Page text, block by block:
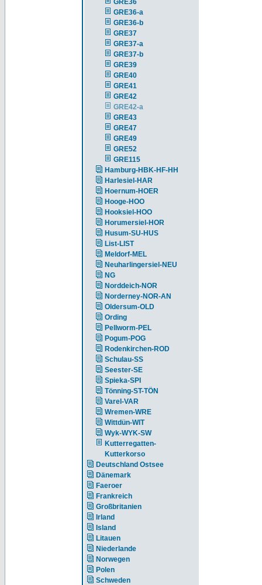
GRE36
GRE36-a
GRE36-b
GRE37
GRE37-a
GRE37-b
GRE39
GRE40
GRE41
GRE42
GRE42-a
GRE43
GRE47
GRE49
GRE52
GRE115
Hamburg-HBK-HF-HH
Harlesiel-HAR
Hoernum-HOER
Hooge-HOO
Hooksiel-HOO
Horumersiel-HOR
Husum-SU-HUS
List-LIST
Meldorf-MEL
Neuharlingersiel-NEU
NG
Norddeich-NOR
Norderney-NOR-AN
Oldersum-OLD
Ording
Pellworm-PEL
Pogum-POG
Rodenkirchen-ROD
Schulau-SS
Seester-SE
Spieka-SPI
Tönning-ST-TÖN
Varel-VAR
Wremen-WRE
Wittdün-WIT
Wyk-WYK-SW
Kutterregatten-
Kutterkorso
Deutschland Ostsee
Dänemark
Faeroer
Frankreich
Großbritanien
Irland
Island
Litauen
Niederlande
Norwegen
Polen
Schweden